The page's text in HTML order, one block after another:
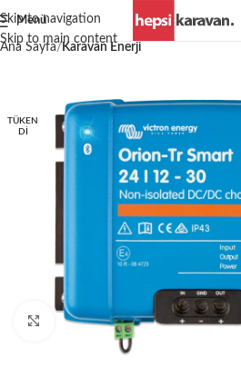
Skip to navigation
Skip to main content
Menü
Ana Sayfa Karavan Enerji
TÜKEN
DI
Büyütmek için tıklayın